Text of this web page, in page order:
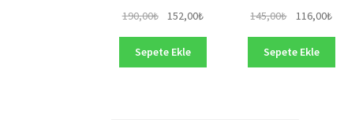
190,00₺
Orijinal
190,00₺.
152,00₺Şu
152,00₺.
Sepete Ekle
145,00₺
Orijinal
145,00₺.
116,00₺Şu
Sepete Ekle